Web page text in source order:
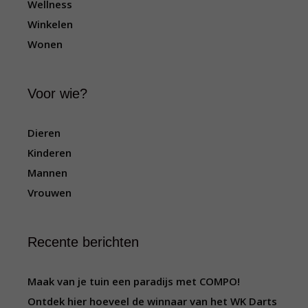
Wellness
Winkelen
Wonen
Voor wie?
Dieren
Kinderen
Mannen
Vrouwen
Recente berichten
Maak van je tuin een paradijs met COMPO!
Ontdek hier hoeveel de winnaar van het WK Darts